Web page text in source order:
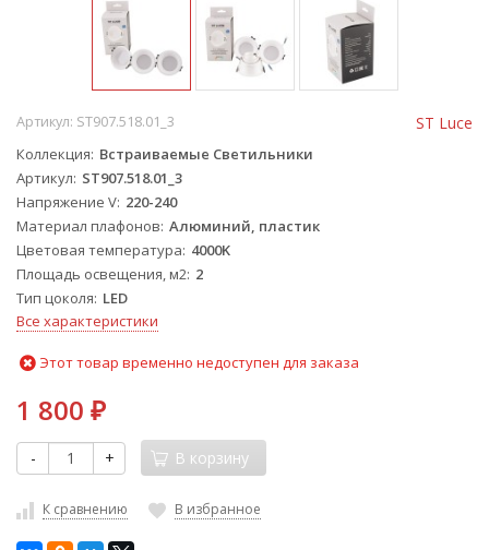
ST Luce
Артикул: ST907.518.01_3
Коллекция Встраиваемые Светильники
Артикул ST907.518.01_3
Напряжение V 220-240
Материал плафонов Алюминий, пластик
Цветовая температура 4000K
Площадь освещения, м2 2
Тип цоколя LED
Все характеристики
Этот товар временно недоступен для заказа
1 800 ₽
- + В корзину
К сравнению В избранное